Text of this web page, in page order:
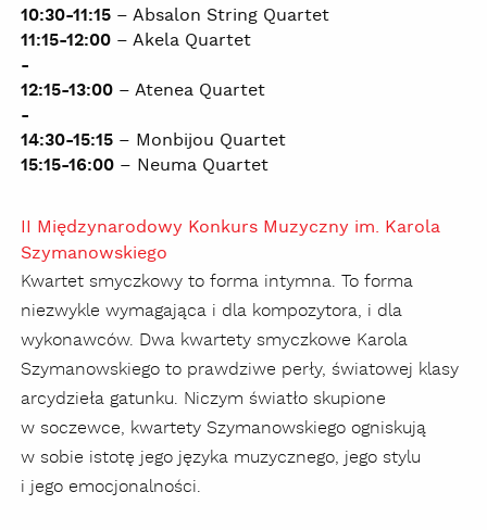
10:30-11:15 – Absalon String Quartet
11:15-12:00 – Akela Quartet
-
12:15-13:00 – Atenea Quartet
-
14:30-15:15 – Monbijou Quartet
15:15-16:00 – Neuma Quartet
II Międzynarodowy Konkurs Muzyczny im. Karola
Szymanowskiego
Kwartet smyczkowy to forma intymna. To forma
niezwykle wymagająca i dla kompozytora, i dla
wykonawców. Dwa kwartety smyczkowe Karola
Szymanowskiego to prawdziwe perły, światowej klasy
arcydzieła gatunku. Niczym światło skupione
w soczewce, kwartety Szymanowskiego ogniskują
w sobie istotę jego języka muzycznego, jego stylu
i jego emocjonalności.